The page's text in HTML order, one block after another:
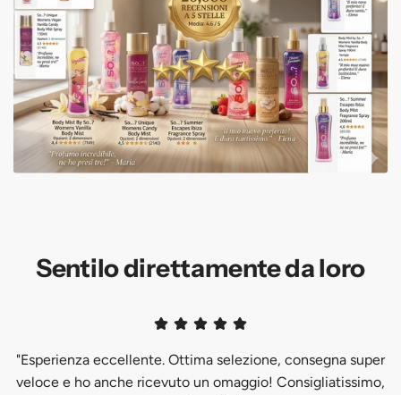
Sentilo direttamente da loro
"Esperienza eccellente. Ottima selezione, consegna super
veloce e ho anche ricevuto un omaggio! Consigliatissimo,